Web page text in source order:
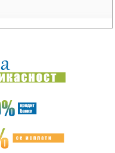
Saše Lukića doneo crno-
što su podigli trofej – vratio
Čanju, pa uradile nešto što je